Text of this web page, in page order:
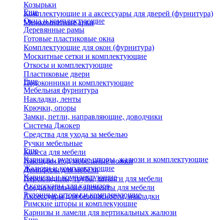
Козырьки
Комплектующие и а аксессуары для дверей (фурнитура)
Межкомнатные арки
Еще
Окна и комплектующие
Деревянные рамы
Готовые пластиковые окна
Комплектующие для окон (фурнитура)
Москитные сетки и комплектующие
Откосы и комплектующие
Пластиковые двери
Подоконники и комплектующие
Еще
Мебельная фурнитура
Накладки, ленты
Крючки, опоры
Замки, петли, направляющие, доводчики
Система Джокер
Средства для ухода за мебелью
Ручки мебельные
Колеса для мебели
Накладки под мебельные ножки
Демпферы для мебели
Перекладины, трубы, штанги для мебели
Соединительные элементы для мебели
Аксессуары для безопасности, накладки
Еще
Карнизы, рулонные шторы, жалюзи и комплектующие
Жалюзи и комплектующие
Карнизы и комплектующие
Аксессуары для карнизов
Рулонные шторы и комплекующие
Римские шторы и комплекующие
Карнизы и ламели для вертикальных жалюзи